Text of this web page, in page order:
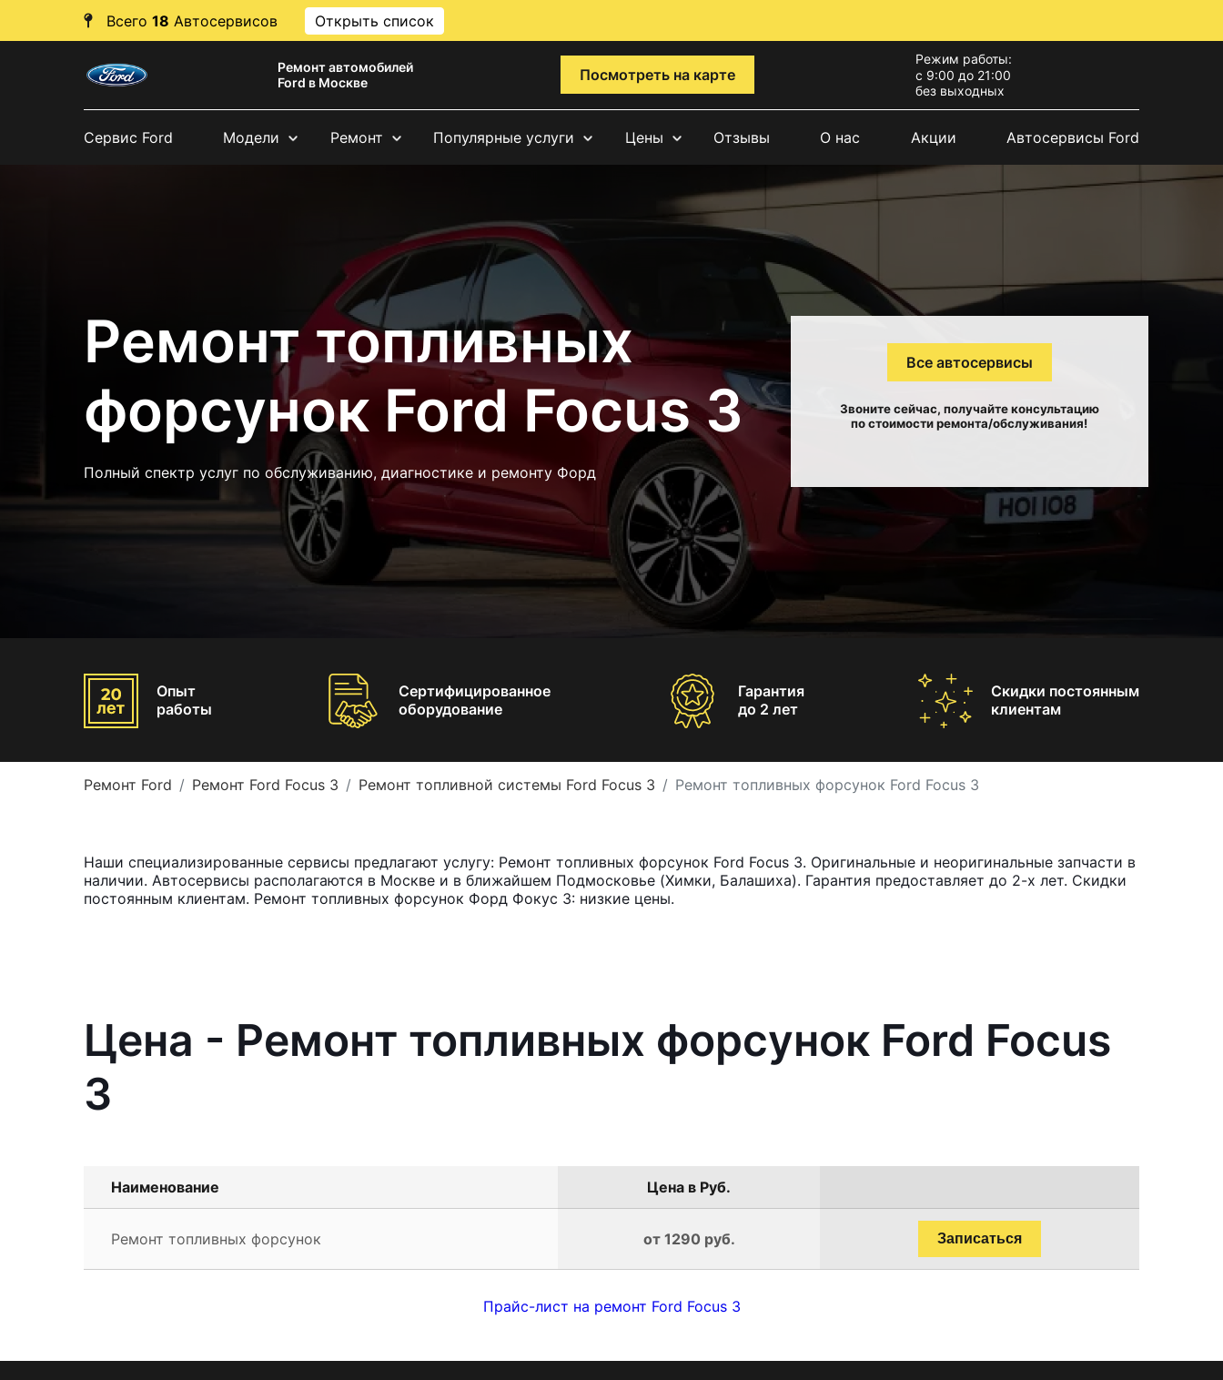
Всего 18 Автосервисов Открыть список
Ремонт автомобилей
Ford в Москве
Посмотреть на карте
Режим работы:
с 9:00 до 21:00
без выходных
Сервис Ford Модели Ремонт Популярные услуги Цены Отзывы О нас Акции Автосервисы Ford
Ремонт топливных
форсунок Ford Focus 3
Полный спектр услуг по обслуживанию, диагностике и ремонту Форд
Все автосервисы
Звоните сейчас, получайте консультацию
по стоимости ремонта/обслуживания!
Опыт
работы
Сертифицированное
оборудование
Гарантия
до 2 лет
Скидки постоянным
клиентам
Ремонт Ford Ремонт Ford Focus 3 Ремонт топливной системы Ford Focus 3 Ремонт топливных форсунок Ford Focus 3
Наши специализированные сервисы предлагают услугу: Ремонт топливных форсунок Ford Focus 3. Оригинальные и неоригинальные запчасти в
наличии. Автосервисы располагаются в Москве и в ближайшем Подмосковье (Химки, Балашиха). Гарантия предоставляет до 2-х лет. Скидки
постоянным клиентам. Ремонт топливных форсунок Форд Фокус 3: низкие цены.
Цена - Ремонт топливных форсунок Ford Focus
3
Наименование Цена в Руб.
Ремонт топливных форсунок от 1290 руб. Записаться
Прайс-лист на ремонт Ford Focus 3